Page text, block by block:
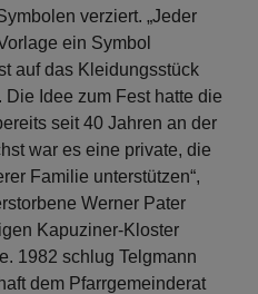
verziert. „Jeder
ein Symbol
auf das Kleidungsstück
Die Idee zum Fest hatte die
seit 40 Jahren an der
war es eine private, die
Familie unterstützen“,
Werner Pater
Kapuziner-Kloster
1982 schlug Telgmann
dem Pfarrgemeinderat